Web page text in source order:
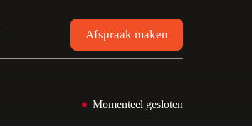
Afspraak maken
Momenteel gesloten